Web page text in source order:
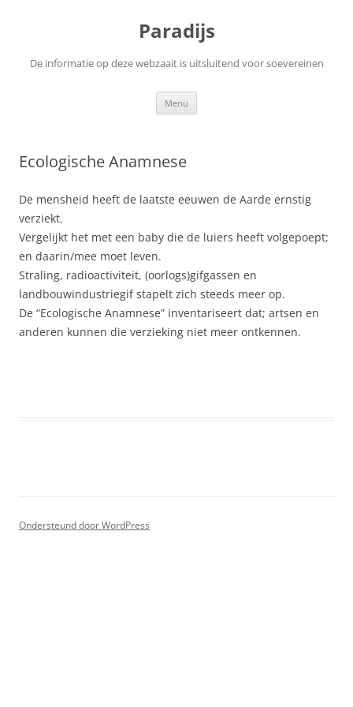
Paradijs
De informatie op deze webzaait is uitsluitend voor soevereinen
Menu
Ecologische Anamnese
De mensheid heeft de laatste eeuwen de Aarde ernstig
verziekt.
Vergelijkt het met een baby die de luiers heeft volgepoept;
en daarin/mee moet leven.
Straling, radioactiviteit, (oorlogs)gifgassen en
landbouwindustriegif stapelt zich steeds meer op.
De “Ecologische Anamnese” inventariseert dat; artsen en
anderen kunnen die verzieking niet meer ontkennen.
Ondersteund door WordPress